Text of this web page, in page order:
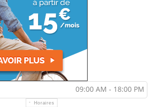
09:00 AM - 18:00 PM
Horaires